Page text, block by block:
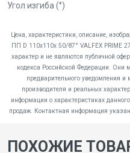
Угол изгиба (°)
Цена, характеристики, описание,
ПП D 110х110х 50/87° VALFEX PRIME
характер и не являются публичной
кодекса Российской Федерации. Они
предварительного уведомления и
производителя и реальных
информации о характеристиках
продаж. Контактная информация
ПОХОЖИЕ